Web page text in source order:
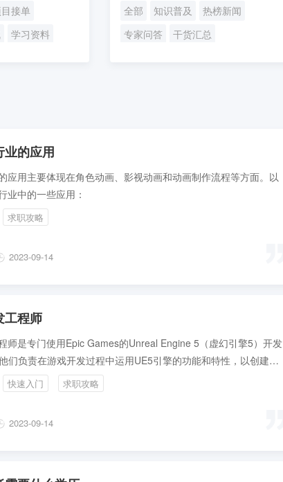
接单
学习资料
全部 知识普及
热榜新闻
专家问答
干货汇总
业的应用
应用主要体现在角色动画、影视动画和动画制作流程等方面。以
业中的一些应用：
求职攻略
2023-09-14
工程师
师是专门使用Epic Games的Unreal Engine 5（虚幻引擎5）开发
们负责在游戏开发过程中运用UE5引擎的功能和特性，以创建实
开发工程师的主要职责包括：
快速入门 求职攻略
2023-09-14